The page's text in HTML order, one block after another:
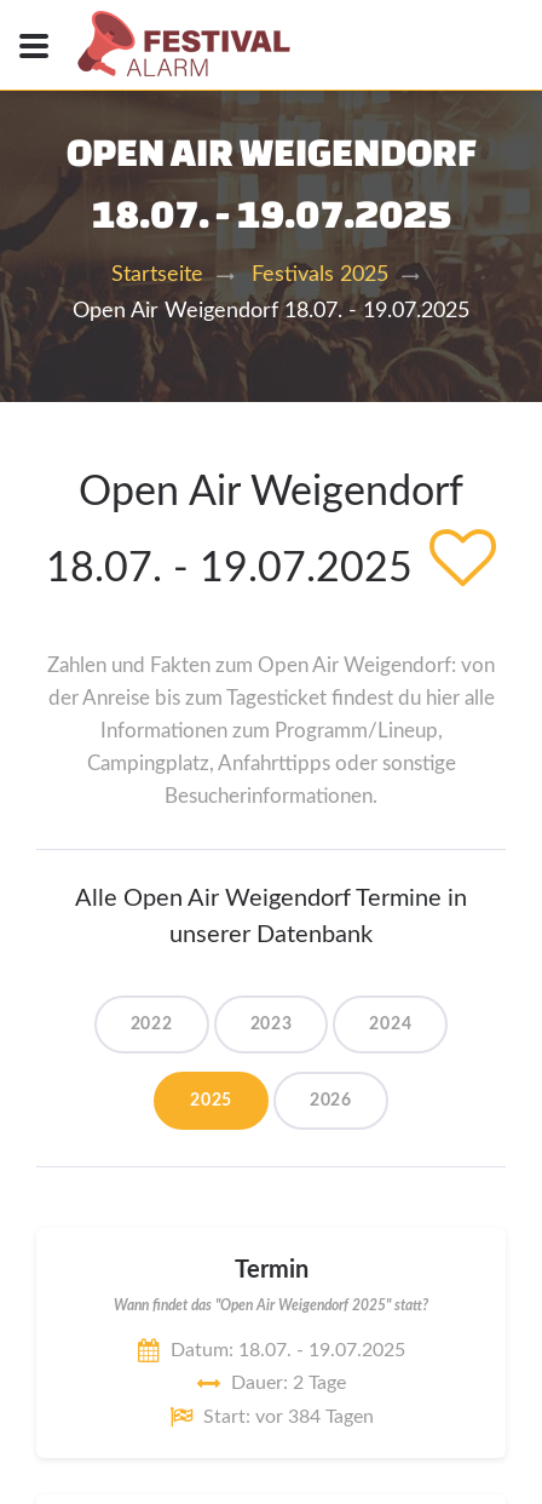
OPEN AIR WEIGENDORF
18.07. - 19.07.2025
Startseite
Festivals 2025
Open Air Weigendorf 18.07. - 19.07.2025
Open Air Weigendorf
18.07. - 19.07.2025
Zahlen und Fakten zum Open Air Weigendorf: von
der Anreise bis zum Tagesticket findest du hier alle
Informationen zum Programm/Lineup,
Campingplatz, Anfahrttipps oder sonstige
Besucherinformationen.
Alle Open Air Weigendorf Termine in
unserer Datenbank
2022 2023 2024
2025 2026
Termin
Wann findet das "Open Air Weigendorf 2025" statt?
Datum: 18.07. - 19.07.2025
Dauer: 2 Tage
Start: vor 384 Tagen